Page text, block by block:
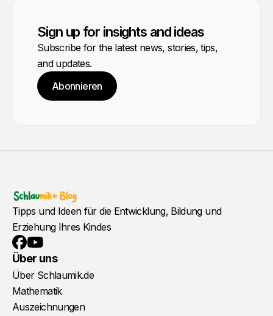
Sign up for insights and ideas
Subscribe for the latest news, stories, tips,
and updates.
Abonnieren
Tipps und Ideen für die Entwicklung, Bildung und
Erziehung Ihres Kindes
Facebook
YouTube
Über uns
Über Schlaumik.de
Mathematik
Auszeichnungen